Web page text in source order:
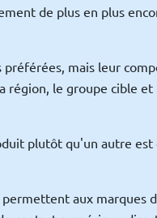
de plus en plus
préférées, mais leur
région, le groupe cible et
plutôt qu'un autre est
aux